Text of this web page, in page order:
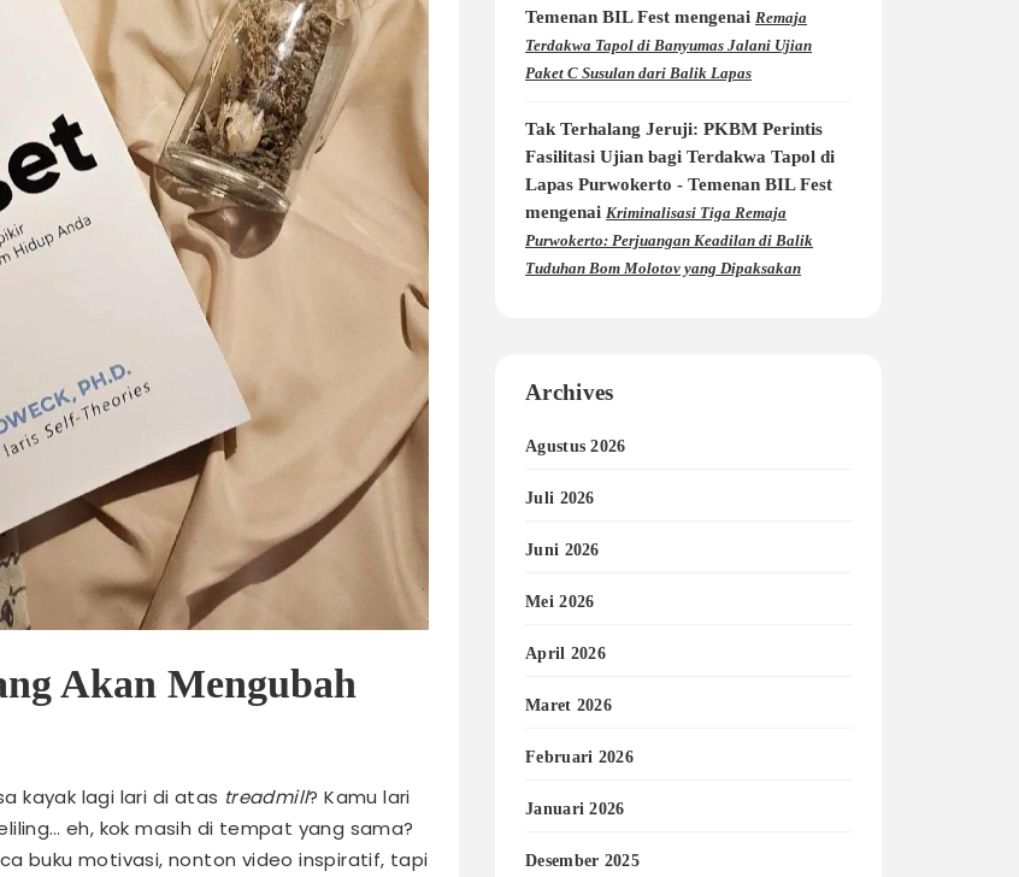
Akan Mengubah
kayak lagi lari di atas treadmill? Kamu lari
eh, kok masih di tempat yang sama?
buku motivasi, nonton video inspiratif, tapi
Temenan BIL Fest mengenai Remaja
Terdakwa Tapol di Banyumas Jalani Ujian
Paket C Susulan dari Balik Lapas
Tak Terhalang Jeruji: PKBM Perintis
Fasilitasi Ujian bagi Terdakwa Tapol di
Lapas Purwokerto - Temenan BIL Fest
mengenai Kriminalisasi Tiga Remaja
Purwokerto: Perjuangan Keadilan di Balik
Tuduhan Bom Molotov yang Dipaksakan
Archives
Agustus 2026
Juli 2026
Juni 2026
Mei 2026
April 2026
Maret 2026
Februari 2026
Januari 2026
Desember 2025